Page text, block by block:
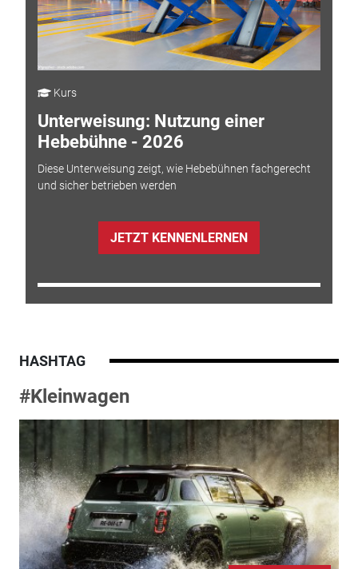
Kurs
Unterweisung: Nutzung einer
Hebebühne - 2026
Diese Unterweisung zeigt, wie Hebebühnen fachgerecht
und sicher betrieben werden
JETZT KENNENLERNEN
HASHTAG
#Kleinwagen